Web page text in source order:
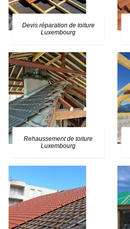
Devis réparation de toiture
Luxembourg
Rehaussement de toiture
Luxembourg